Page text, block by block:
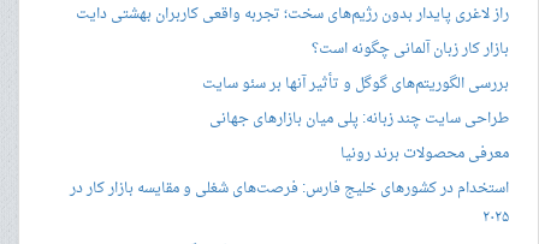
راز لاغری پایدار بدون رژیم‌های سخت؛ تجربه واقعی کاربران بهشتی دایت
بازار کار زبان آلمانی چگونه است؟
بررسی الگوریتم‌های گوگل و تأثیر آنها بر سئو سایت
طراحی سایت چند زبانه: پلی میان بازارهای جهانی
معرفی محصولات برند رونیا
استخدام در کشورهای خلیج فارس: فرصت‌های شغلی و مقایسه بازار کار در
۲۰۲۵